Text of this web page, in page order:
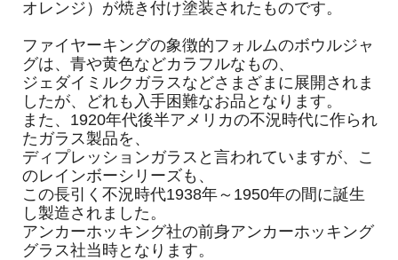
オレンジ）が焼き付け塗装されたものです。
ファイヤーキングの象徴的フォルムのボウルジャ
グは、青や黄色などカラフルなもの、
ジェダイミルクガラスなどさまざまに展開されま
したが、どれも入手困難なお品となります。
また、1920年代後半アメリカの不況時代に作られ
たガラス製品を、
ディプレッションガラスと言われていますが、こ
のレインボーシリーズも、
この長引く不況時代1938年～1950年の間に誕生
し製造されました。
アンカーホッキング社の前身アンカーホッキング
グラス社当時となります。